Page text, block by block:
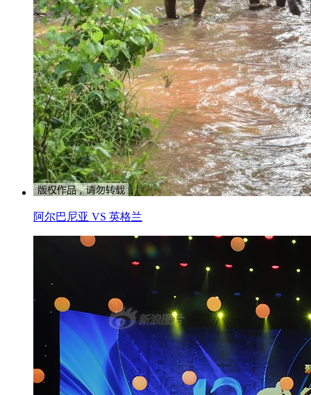
阿尔巴尼亚 VS 英格兰